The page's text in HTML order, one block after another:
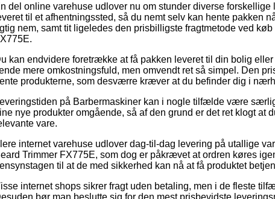
del online varehuse udlover nu om stunder diverse
til et afhentningssted, så du nemt selv kan hente pakken
nem, samt tit ligeledes den prisbilligste fragtmetode ved
kan endvidere foretrække at få pakken leveret til din bolig
mere omkostningsfuld, men omvendt ret så simpel. Den
produkterne, som desværre kræver at du befinder dig i
på Barbermaskiner kan i nogle tilfælde være
nye produkter omgående, så af den grund er det ret klogt at
vare.
internet varehuse udlover dag-til-dag levering på utallige
Trimmer FX775E, som dog er påkrævet at ordren køres
til at de med sikkerhed kan nå at få produktet
internet shops sikrer fragt uden betaling, men i de fleste
bør man beslutte sig for den mest prisbevidste